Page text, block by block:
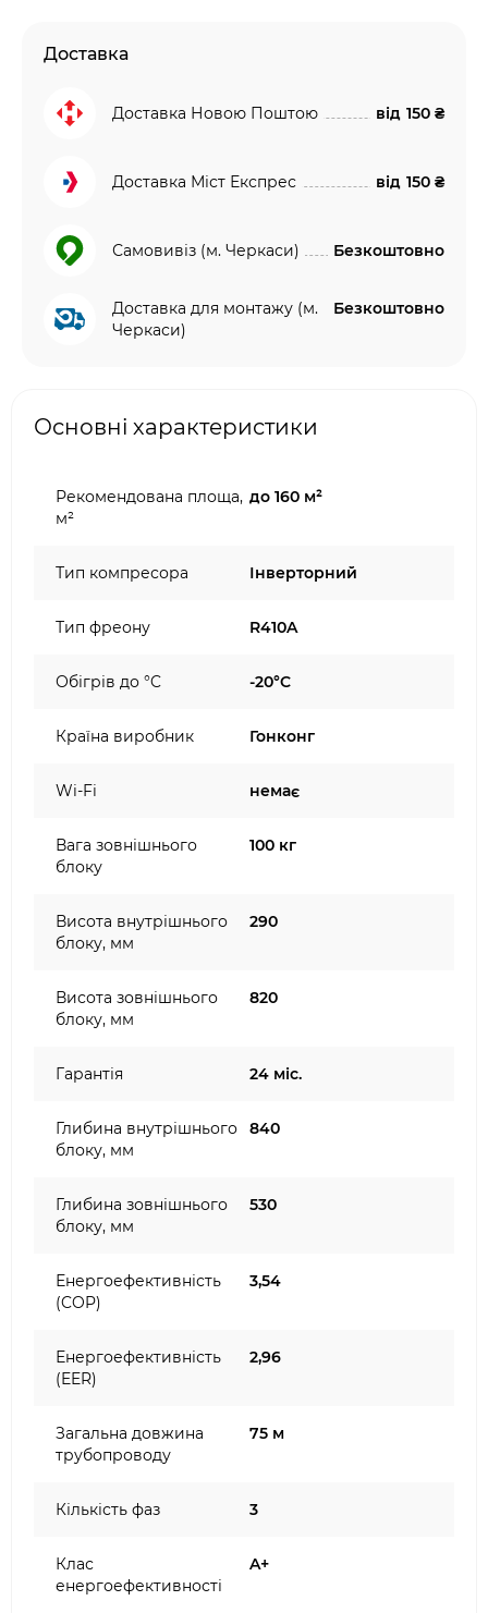
Доставка
Доставка Новою Поштою від 150 ₴
Доставка Міст Експрес від 150 ₴
Самовивіз (м. Черкаси) Безкоштовно
Доставка для монтажу (м.
Черкаси)
Безкоштовно
Основні характеристики
Рекомендована площа,
м²
до 160 м²
Тип компресора Інверторний
Тип фреону R410A
Обігрів до °C -20°C
Країна виробник Гонконг
Wi-Fi немає
Вага зовнішнього
блоку
100 кг
Висота внутрішнього
блоку, мм
290
Висота зовнішнього
блоку, мм
820
Гарантія 24 міс.
Глибина внутрішнього
блоку, мм
840
Глибина зовнішнього
блоку, мм
530
Енергоефективність
(COP)
3,54
Енергоефективність
(EER)
2,96
Загальна довжина
трубопроводу
75 м
Кількість фаз 3
Клас
енергоефективності
A+